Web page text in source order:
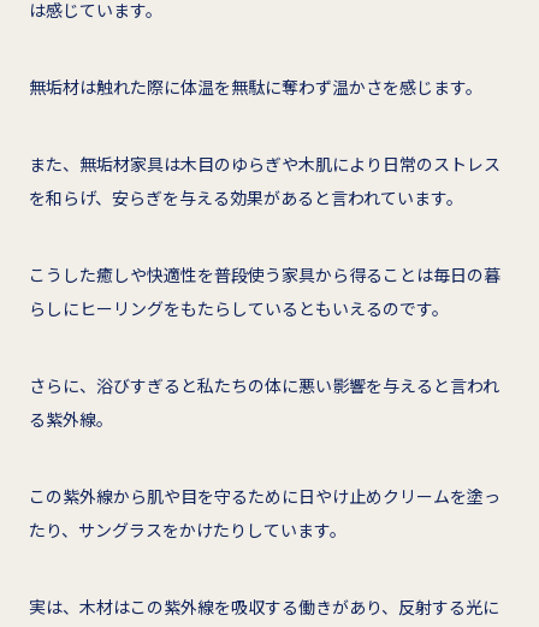
は感じています。
無垢材は触れた際に体温を無駄に奪わず温かさを感じます。
また、無垢材家具は木目のゆらぎや木肌により日常のストレス
を和らげ、安らぎを与える効果があると言われています。
こうした癒しや快適性を普段使う家具から得ることは毎日の暮
らしにヒーリングをもたらしているともいえるのです。
さらに、浴びすぎると私たちの体に悪い影響を与えると言われ
る紫外線。
この紫外線から肌や目を守るために日やけ止めクリームを塗っ
たり、サングラスをかけたりしています。
実は、木材はこの紫外線を吸収する働きがあり、反射する光に